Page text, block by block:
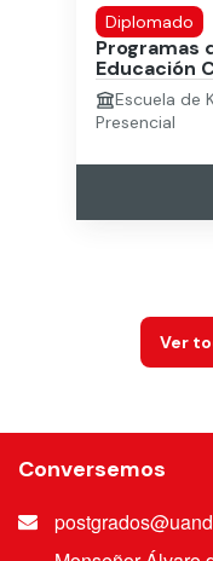
Diplomado
Programas
Educación
Escuela de
Presencial
Ver
Conversemos